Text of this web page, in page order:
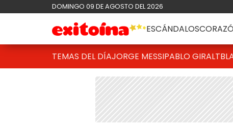
DOMINGO 09 DE AGOSTO DEL 2026
ESCÁNDALOS
TEMAS DEL DÍAJORGE MESSIPABLO GIRALT